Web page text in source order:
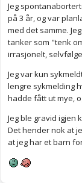
Jeg
på 3 år, og var
med det samme.
tanker som "tenk
irrasjonelt,
Jeg var kun
lengre sykmelding
hadde fått ut mye,
Jeg ble gravid igjen
Det hender nok at
at jeg har et barn